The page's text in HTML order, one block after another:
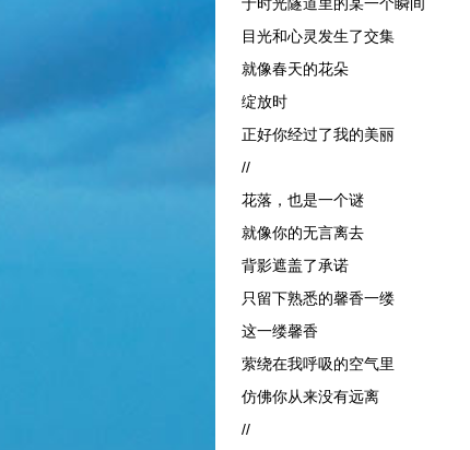
目光和心灵发生了交集
就像春天的花朵
绽放时
正好你经过了我的美丽
//
花落，也是一个谜
就像你的无言离去
背影遮盖了承诺
只留下熟悉的馨香一缕
这一缕馨香
萦绕在我呼吸的空气里
仿佛你从来没有远离
//